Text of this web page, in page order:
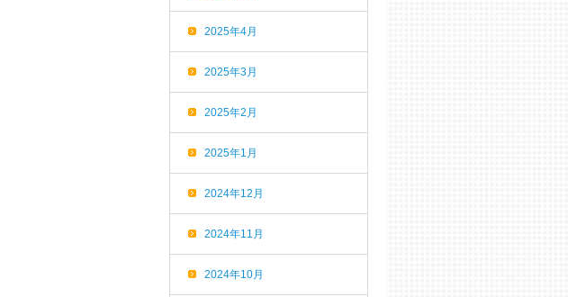
2025年4月
2025年3月
2025年2月
2025年1月
2024年12月
2024年11月
2024年10月